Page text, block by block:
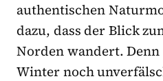
authentischen
dazu, dass der Blick
Norden wandert.
Winter noch